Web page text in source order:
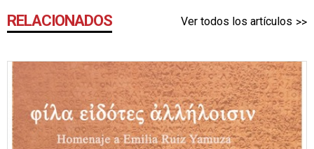
RELACIONADOS Ver todos los artículos